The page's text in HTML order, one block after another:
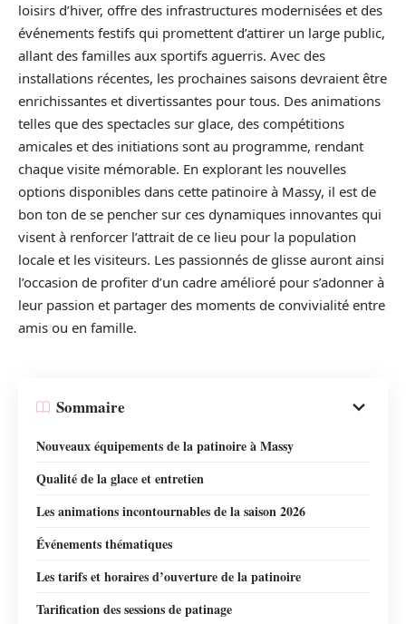
loisirs d’hiver, offre des infrastructures modernisées et des
événements festifs qui promettent d’attirer un large public,
allant des familles aux sportifs aguerris. Avec des
installations récentes, les prochaines saisons devraient être
enrichissantes et divertissantes pour tous. Des animations
telles que des spectacles sur glace, des compétitions
amicales et des initiations sont au programme, rendant
chaque visite mémorable. En explorant les nouvelles
options disponibles dans cette patinoire à Massy, il est de
bon ton de se pencher sur ces dynamiques innovantes qui
visent à renforcer l’attrait de ce lieu pour la population
locale et les visiteurs. Les passionnés de glisse auront ainsi
l’occasion de profiter d’un cadre amélioré pour s’adonner à
leur passion et partager des moments de convivialité entre
amis ou en famille.
Sommaire
Nouveaux équipements de la patinoire à Massy
Qualité de la glace et entretien
Les animations incontournables de la saison 2026
Événements thématiques
Les tarifs et horaires d’ouverture de la patinoire
Tarification des sessions de patinage